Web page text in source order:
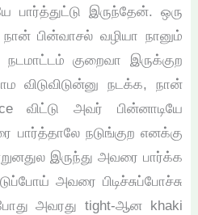
பார்த்துட்டு இருந்தேன். ஒரு
பின்வாசல் வழியா நானும்
குறைவா இருக்குற
விடுவிடுன்னு நடக்க, நான்
விட்டு அவர் பின்னாடியே
நடுங்குற எனக்கு
இருந்து அவரை பார்க்க
அவரை பிடிச்சுப்போச்சு
அவரது tight-ஆன khaki